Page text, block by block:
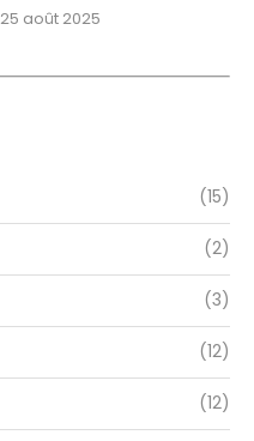
25 août 2025
(15)
(2)
(3)
(12)
(12)